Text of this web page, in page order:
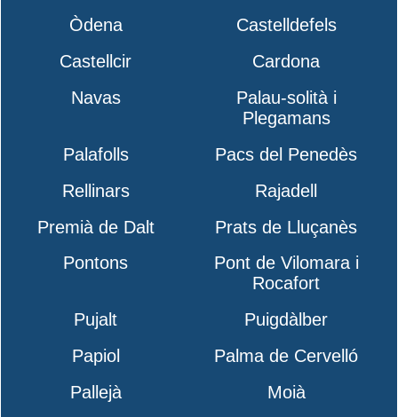
Òdena
Castelldefels
Castellcir
Cardona
Navas
Palau-solità i
Plegamans
Palafolls
Pacs del Penedès
Rellinars
Rajadell
Premià de Dalt
Prats de Lluçanès
Pontons
Pont de Vilomara i
Rocafort
Pujalt
Puigdàlber
Papiol
Palma de Cervelló
Pallejà
Moià